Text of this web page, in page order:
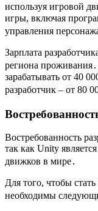
используя игровой
игры, включая
управления
Зарплата
региона
зарабатывать от 40
разработчик ‒ от 80
Востребованность
так как Unity
движков в мире․
Для того, чтобы
необходимы